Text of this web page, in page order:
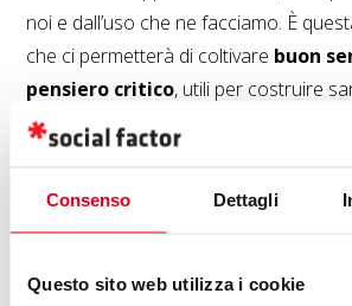
Consenso Dettagli
Questo sito web utilizza i cookie
noi e dall’uso che ne facciamo. È
che ci permetterà di coltivare buon
pensiero critico, utili per costruire
trasmettere reali
Ladigital agency inspired by people
persone, fatte di carne, ossa e parole.